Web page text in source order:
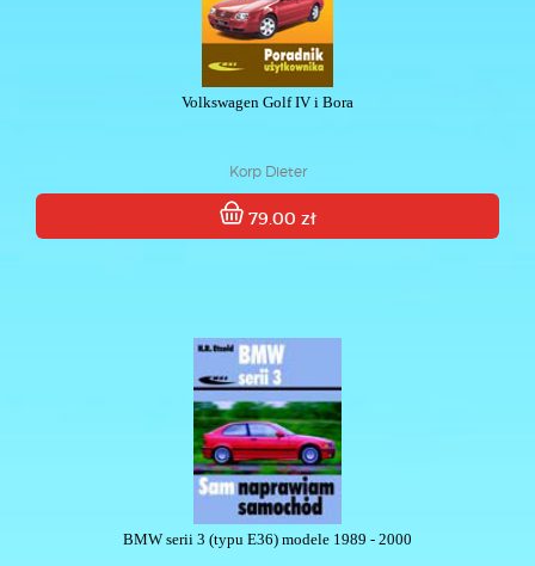
Volkswagen Golf IV i Bora
Korp Dieter
79.00 zł
BMW serii 3 (typu E36) modele 1989 - 2000